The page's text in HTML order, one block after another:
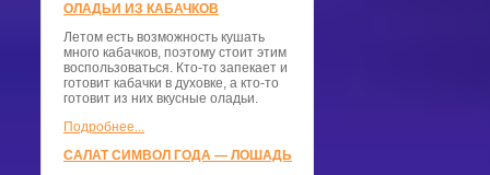
ОЛАДЬИ ИЗ КАБАЧКОВ
Летом есть возможность кушать
много кабачков, поэтому стоит этим
воспользоваться. Кто-то запекает и
готовит кабачки в духовке, а кто-то
готовит из них вкусные оладьи.
Подробнее...
САЛАТ СИМВОЛ ГОДА — ЛОШАДЬ